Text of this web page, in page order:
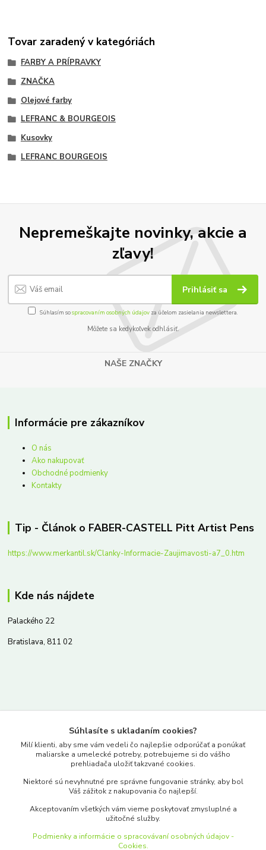
Tovar zaradený v kategóriách
FARBY A PRÍPRAVKY
ZNAČKA
Olejové farby
LEFRANC & BOURGEOIS
Kusovky
LEFRANC BOURGEOIS
Nepremeškajte novinky, akcie a
zľavy!
Prihlásiť sa
Súhlasím sospracovaním osobných údajov za účelom zasielania newslettera.
Môžete sa kedykoľvek odhlásiť.
NAŠE ZNAČKY
Informácie pre zákazníkov
O nás
Ako nakupovať
Obchodné podmienky
Kontakty
Tip - Článok o FABER-CASTELL Pitt Artist Pens
https://www.merkantil.sk/Clanky-Informacie-Zaujimavosti-a7_0.htm
Kde nás nájdete
Palackého 22
Bratislava, 811 02
www.merkantil.sk
Pondelok-Piatok: 9.00-17.00hod.
objednavky@merkantil-obchod.sk
Súhlasíte s ukladaním cookies?
Milí klienti, aby sme vám vedeli čo najlepšie odporúčať a ponúkať
maliarske a umelecké potreby, potrebujeme si do vášho
prehliadača uložiť takzvané cookies.
Niektoré sú nevyhnutné pre správne fungovanie stránky, aby bol
Váš zážitok z nakupovania čo najlepší.
Akceptovaním všetkých vám vieme poskytovať zmysluplné a
užitočné služby.
Podmienky a informácie o spracovávaní osobných údajov -
Cookies.